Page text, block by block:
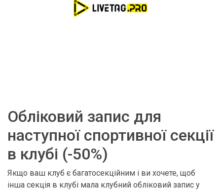
Обліковий запис для
наступної спортивної секції
в клубі (-50%)
Якщо ваш клуб є багатосекційним і ви хочете, щоб
інша секція в клубі мала клубний обліковий запис у